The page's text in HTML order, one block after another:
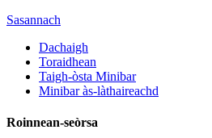
Sasannach
Dachaigh
Toraidhean
Taigh-òsta Minibar
Minibar às-làthaireachd
Roinnean-seòrsa